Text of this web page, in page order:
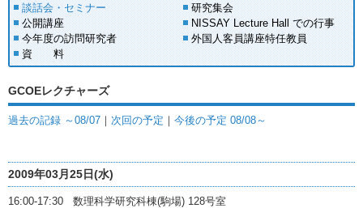
談話会・セミナー
研究集会
公開講座
NISSAY Lecture Hall での行事
今年度の訪問研究者
外国人客員講座特任教員
資 料
GCOEレクチャーズ
過去の記録 ～08/07 ｜ 次回の予定 ｜ 今後の予定 08/08～
2009年03月25日(水)
16:00-17:30 数理科学研究科棟(駒場) 128号室